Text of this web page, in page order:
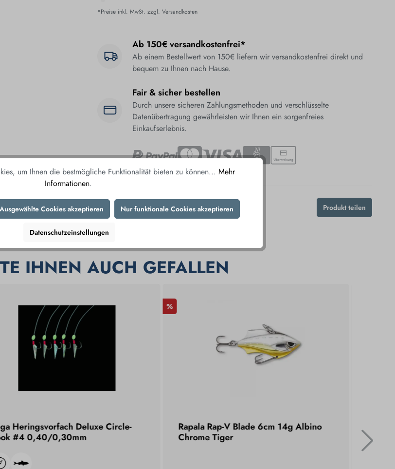
*Preise inkl. MwSt. zzgl. Versandkosten
Ab 150€ versandkostenfrei*
Ab einem Bestellwert von 150€ liefern wir versandkostenfrei direkt und
bequem zu Ihnen nach Hause.
Fair & sicher bestellen
Durch unsere sicheren Zahlungsmethoden und verschlüsselte
Datenübertragung gewährleisten wir Ihnen ein sorgenfreies
Einkaufserlebnis.
Produkt teilen
Produktnummer:
458269
IHNEN AUCH GEFALLEN
Heringsvorfach Deluxe Circle-
#4 0,40/0,30mm
%
Rapala Rap-V Blade 6cm 14g Albino
Chrome Tiger
um Ihnen die bestmögliche Funktionalität bieten zu können... Mehr
Informationen.
Ausgewählte Cookies akzeptieren Nur funktionale Cookies akzeptieren
Datenschutzeinstellungen